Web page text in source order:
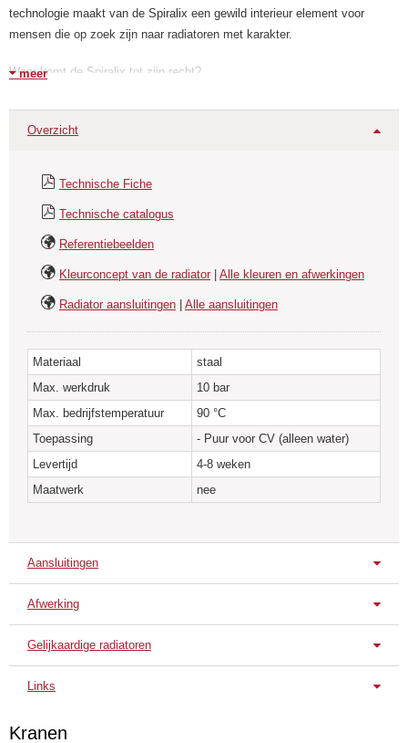
technologie maakt van de Spiralix een gewild interieur element voor
mensen die op zoek zijn naar radiatoren met karakter.
Waar komt de Spiralix tot zijn recht?
In industriële gebouwen of woningen met grote glaspartijen, in oude
pakhuizen die omgebouwd zijn tot appartementen voor trendy
willen maar juist ook karakter en sfeer willen uitstralen!
Toepassing
Een uitgebreide range Spiralix met grote output is leverbaar.
* Ideaal voor moderne interieurs, lofts, een industriële inrichting of in
openbare ruimtes.
beschikbaar.
* Alle Ral kleuren mogelijk
* De Spiralix radiatoren zijn standaard geschikt voor gebruik in een CV
systeem. Elektrische uitvoeringen zijn op aanvraag.
meer
Overzicht
Technische Fiche
Technische catalogus
Referentiebeelden
Kleurconcept van de radiator | Alle kleuren en afwerkingen
Radiator aansluitingen | Alle aansluitingen
Materiaal
staal
Max. werkdruk
10 bar
Max. bedrijfstemperatuur
90 °C
Toepassing
- Puur voor CV (alleen water)
Levertijd
4-8 weken
Maatwerk
nee
Aansluitingen
Standaard aansluitingen
Onder L/R
Afwerking
Standaard uitvoering
Gelijkaardige radiatoren
Links
Kranen